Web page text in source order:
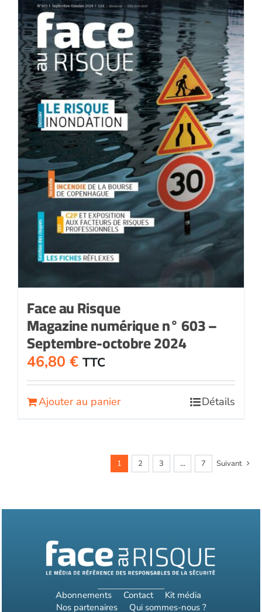
Face au Risque
Magazine numérique n° 603 –
Septembre-octobre 2024
46,80 € TTC
Ajouter au panier Détails
1 2 3 … 7 Suivant
Abonnements Contact
Kit média
Nos partenaires
Qui sommes-nous ?